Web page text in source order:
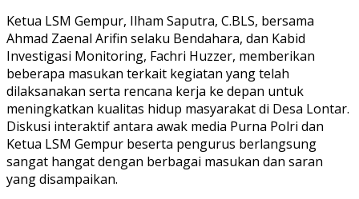
Ketua LSM Gempur, Ilham Saputra, C.BLS, bersama
Ahmad Zaenal Arifin selaku Bendahara, dan Kabid
Investigasi Monitoring, Fachri Huzzer, memberikan
beberapa masukan terkait kegiatan yang telah
dilaksanakan serta rencana kerja ke depan untuk
meningkatkan kualitas hidup masyarakat di Desa Lontar.
Diskusi interaktif antara awak media Purna Polri dan
Ketua LSM Gempur beserta pengurus berlangsung
sangat hangat dengan berbagai masukan dan saran
yang disampaikan.